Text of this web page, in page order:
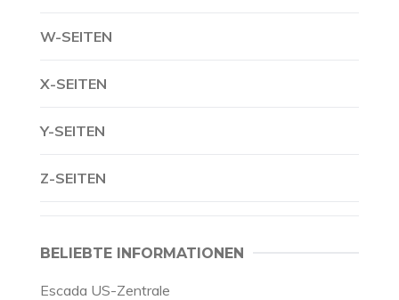
W-SEITEN
X-SEITEN
Y-SEITEN
Z-SEITEN
BELIEBTE INFORMATIONEN
Escada US-Zentrale